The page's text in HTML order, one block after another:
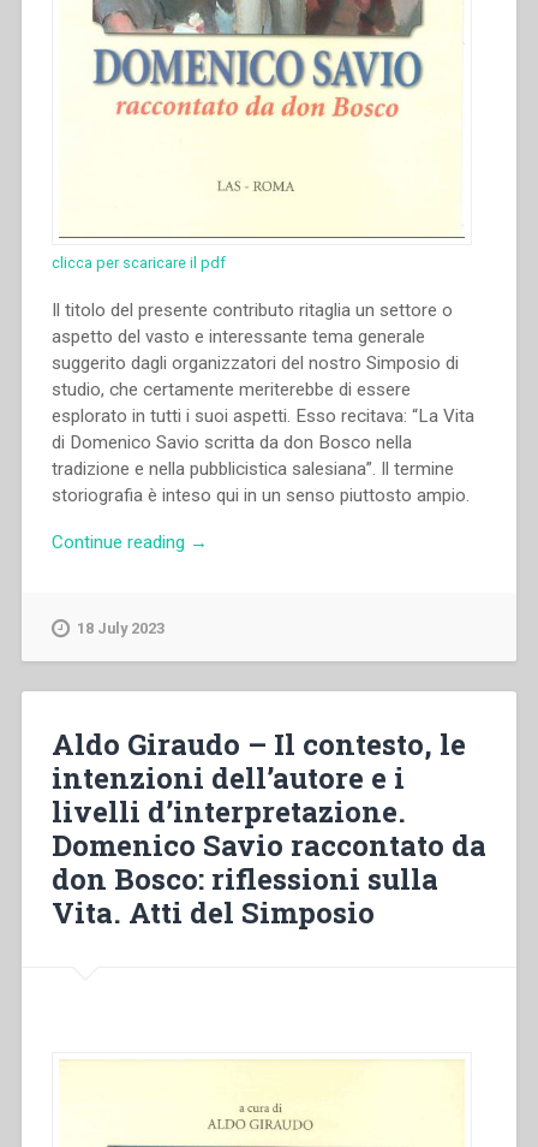
clicca per scaricare il pdf
Il titolo del presente contributo ritaglia un settore o
aspetto del vasto e interessante tema generale
suggerito dagli organizzatori del nostro Simposio di
studio, che certamente meriterebbe di essere
esplorato in tutti i suoi aspetti. Esso recitava: “La Vita
di Domenico Savio scritta da don Bosco nella
tradizione e nella pubblicistica salesiana”. Il termine
storiografia è inteso qui in un senso piuttosto ampio.
Continue reading “José
Savio
scritta
da
don
Bosco
nella
storiografia
don
→
18 July 2023
Aldo Giraudo – Il contesto, le
intenzioni dell’autore e i
livelli d’interpretazione.
Domenico Savio raccontato da
don Bosco: riflessioni sulla
Vita. Atti del Simposio